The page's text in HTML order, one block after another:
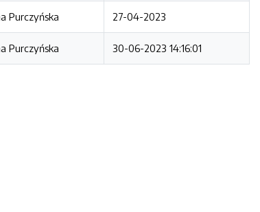
Purczyńska 27-04-2023
Purczyńska 30-06-2023 14:16:01